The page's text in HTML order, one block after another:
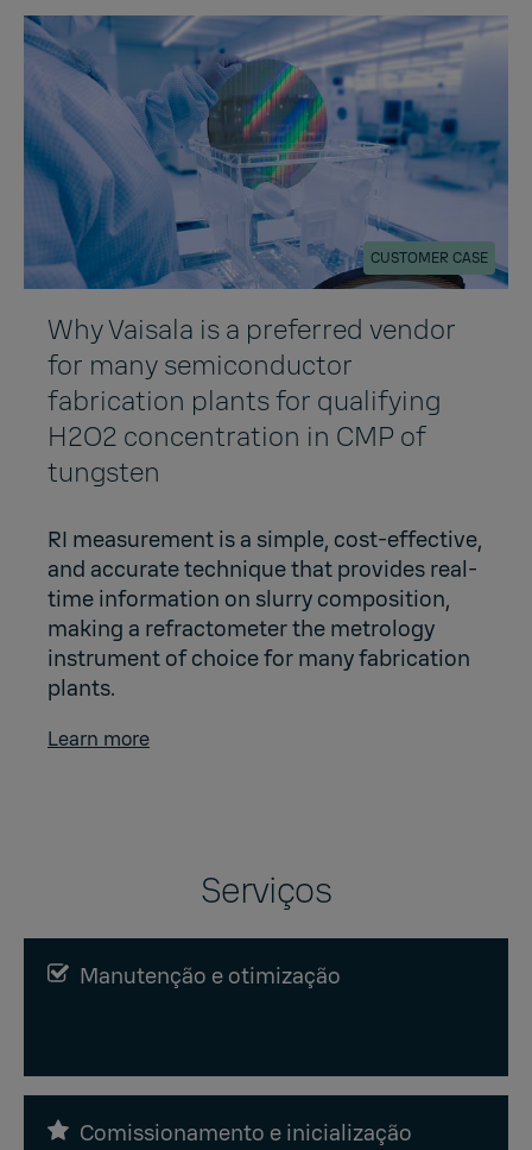
CUSTOMER CASE
Why Vaisala is a preferred vendor
for many semiconductor
fabrication plants for qualifying
H2O2 concentration in CMP of
tungsten
RI measurement is a simple, cost-effective,
and accurate technique that provides real-
time information on slurry composition,
making a refractometer the metrology
instrument of choice for many fabrication
plants.
Learn more
Serviços
Manutenção e otimização
Comissionamento e inicialização